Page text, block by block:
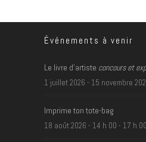
Événements à venir
Le livre d’artiste concours et
1 juillet 2026 - 15 novembre
Imprime ton tote-bag
18 août 2026 - 14 h 00 - 17 h 00